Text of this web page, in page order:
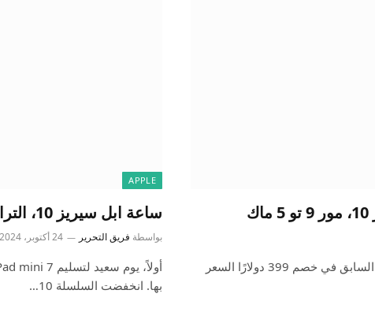
إلى جانب العرض المستمر على جهاز M2 MacBook Air السابق في خصم 399 دولارًا السعر
APPLE
ساعة ابل سيريز 10، الترا 2، ماك بوك اير، المزيد 9to5Mac
بواسطة فريق التحرير 24 أكتوبر، 2024
بها. انخفضت السلسلة 10…